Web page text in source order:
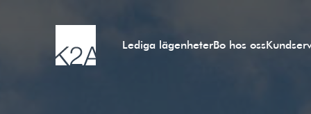
Lediga lägenheterBo hos oss